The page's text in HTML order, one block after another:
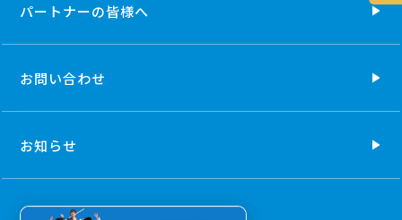
パートナーの皆様へ
お問い合わせ
お知らせ